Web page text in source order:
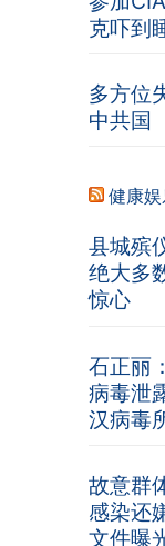
克吓到
多方位
中共国
健康
县城殡
绝大多
惊心
石正丽
病毒泄
汉病毒
故意群
感染还
文件曝